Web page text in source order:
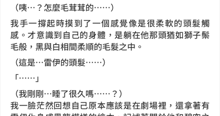
（咦…？怎麼毛茸茸的……）
我手一撐起時摸到了一個感覺像是很柔軟的頭髮觸
感。才意識到自己的身體，是躺在他那頭猶如獅子鬃
毛般，黑與白相間柔順的毛髮之中。
（這是…雷伊的頭髮……）
「……」
（我剛剛…睡了很久嗎……？）
我一臉茫然回想自己原本應該是在劇場裡，還拿著有